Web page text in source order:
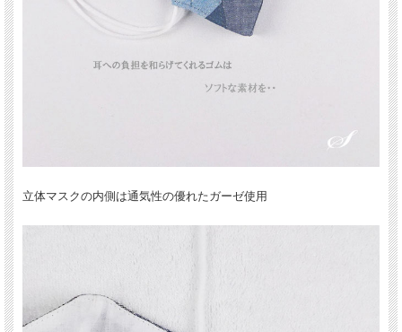
立体マスクの内側は通気性の優れたガーゼ使用